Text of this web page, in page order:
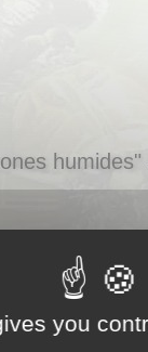
validation
la journée afin de
you